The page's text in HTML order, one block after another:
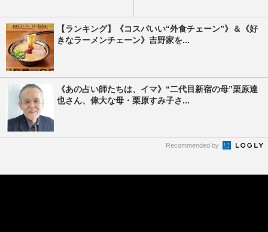
【ランキング】《コスパいい“外食チェーン”》＆《好
きなラーメンチェーン》吉野家を...
《あの占い師たちは、イマ》“二代目新宿の母”栗原達
也さん、偉大な母・栗原すみ子さ...
Recommended by